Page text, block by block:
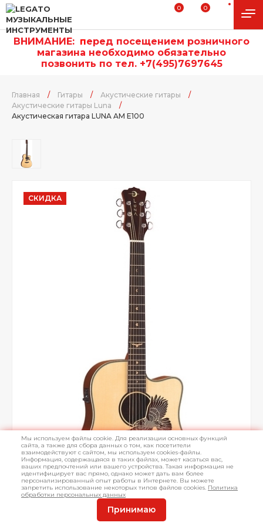
0 0
ВНИМАНИЕ: перед посещением розничного
магазина необходимо обязательно
позвонить по тел. +7(495)7697645
Главная / Гитары / Акустические гитары
/
Акустические гитары Luna
/
Акустическая гитара LUNA AM E100
СКИДКА
Мы используем файлы cookie. Для реализации основных функций
сайта, а также для сбора данных о том, как посетители
взаимодействуют с сайтом, мы используем cookies-файлы.
Информация, содержащаяся в таких файлах, может касаться вас,
ваших предпочтений или вашего устройства. Такая информация не
идентифицирует вас прямо, однако может дать вам более
персонализированный опыт работы в Интернете. Вы можете
запретить использование некоторых типов файлов cookies. Политика
обработки персональных данных
Принимаю